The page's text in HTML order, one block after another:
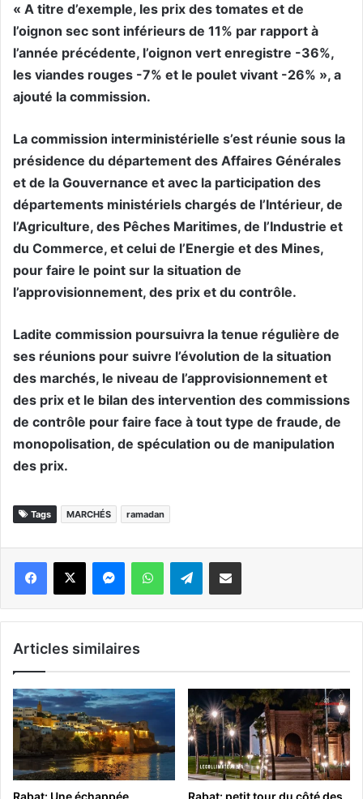
« A titre d’exemple, les prix des tomates et de
l’oignon sec sont inférieurs de 11% par rapport à
l’année précédente, l’oignon vert enregistre -36%,
les viandes rouges -7% et le poulet vivant -26% », a
ajouté la commission.
La commission interministérielle s’est réunie sous la
présidence du département des Affaires Générales
et de la Gouvernance et avec la participation des
départements ministériels chargés de l’Intérieur, de
l’Agriculture, des Pêches Maritimes, de l’Industrie et
du Commerce, et celui de l’Energie et des Mines,
pour faire le point sur la situation de
l’approvisionnement, des prix et du contrôle.
Ladite commission poursuivra la tenue régulière de
ses réunions pour suivre l’évolution de la situation
des marchés, le niveau de l’approvisionnement et
des prix et le bilan des intervention des commissions
de contrôle pour faire face à tout type de fraude, de
monopolisation, de spéculation ou de manipulation
des prix.
Tags MARCHÉS ramadan
WhatsApp Telegram
Articles similaires